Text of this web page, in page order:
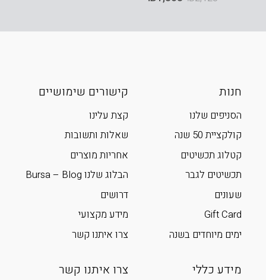
חנות
הסניפים שלנו
קולקציית 50 שנה
קטלוג תכשיטים
תכשיטים לגבר
שעונים
Gift Card
ימים מיוחדים בשנה
קישורים שימושיים
קצת עלינו
שאלות ותשובות
אחריות מוצרים
הבלוג שלנו Bursa – Blog
דרושים
מידע מקצועי
צרו איתנו קשר
מידע כללי צרו איתנו קשר